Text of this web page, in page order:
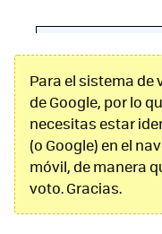
Para el sistema
de Google, por lo
necesitas estar
(o Google) en el
móvil, de manera
voto. Gracias.